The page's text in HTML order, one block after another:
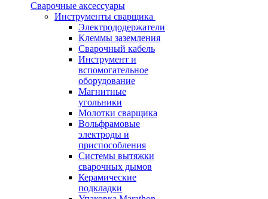
Сварочные аксессуары
Инструменты сварщика
Электрододержатели
Клеммы заземления
Сварочный кабель
Инструмент и
вспомогательное
оборудование
Магнитные
угольники
Молотки сварщика
Вольфрамовые
электроды и
приспособления
Системы вытяжки
сварочных дымов
Керамические
подкладки